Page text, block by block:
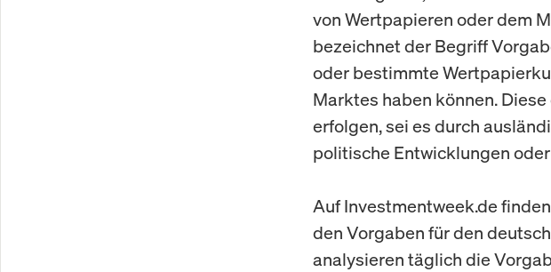
von Wertpapieren oder dem
bezeichnet der Begriff
oder bestimmte
Marktes haben können.
erfolgen, sei es durch
politische Entwicklungen
Auf Investmentweek.de
den Vorgaben für den
analysieren täglich die